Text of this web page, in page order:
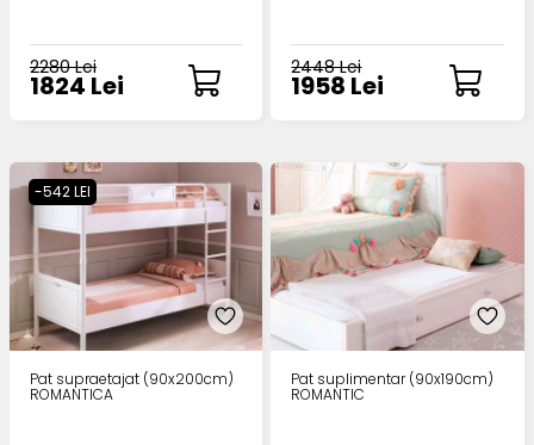
2280 Lei
1824 Lei
2448 Lei
1958 Lei
-542 LEI
Pat supraetajat (90x200cm)
ROMANTICA
Pat suplimentar (90x190cm)
ROMANTIC